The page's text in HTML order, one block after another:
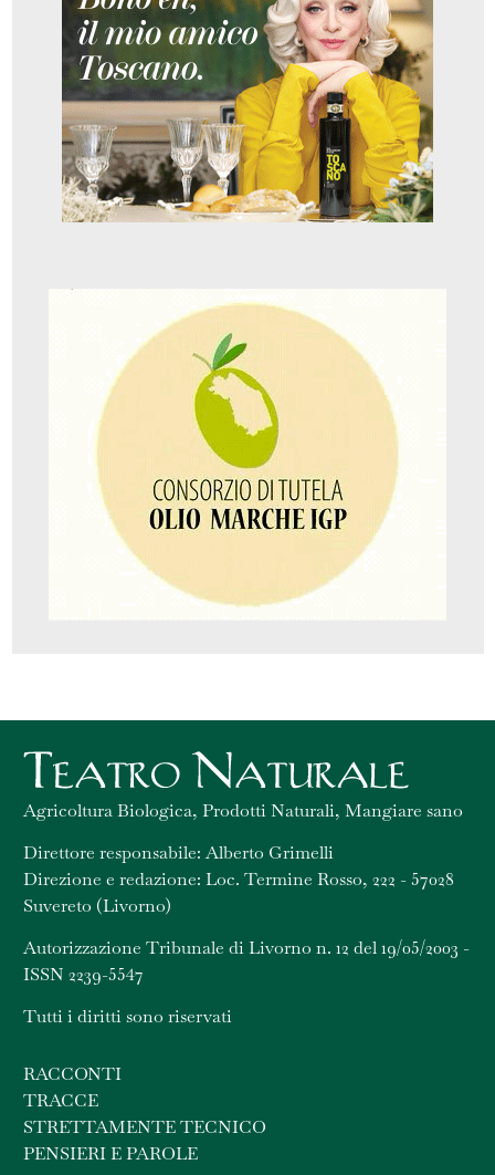
Agricoltura Biologica, Prodotti Naturali, Mangiare sano
Direttore responsabile: Alberto Grimelli
Direzione e redazione: Loc. Termine Rosso, 222 - 57028
Suvereto (Livorno)
Autorizzazione Tribunale di Livorno n. 12 del 19/05/2003 -
ISSN 2239-5547
Tutti i diritti sono riservati
RACCONTI
TRACCE
STRETTAMENTE TECNICO
PENSIERI E PAROLE